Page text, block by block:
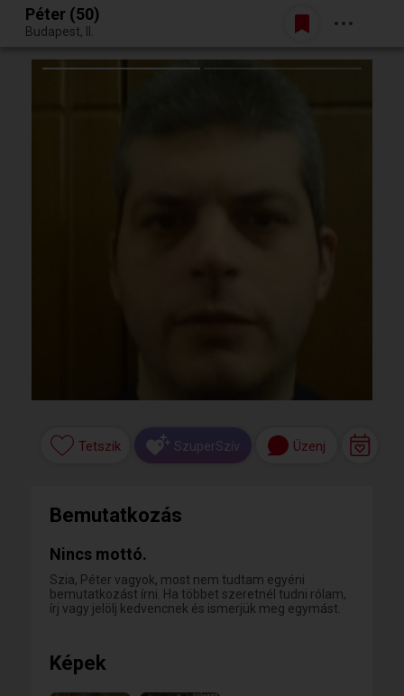
Egy jó randiból bármi lehet.
Belépés
Péter (50)
Budapest, II.
Tetszik SzuperSzív Üzenj
Bemutatkozás
Nincs mottó.
Szia, Péter vagyok, most nem tudtam egyéni
bemutatkozást írni. Ha többet szeretnél tudni rólam,
írj vagy jelölj kedvencnek és ismerjük meg egymást.
Képek